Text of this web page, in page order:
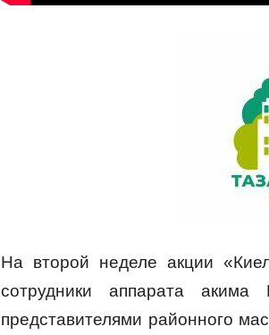
На второй неделе акции
сотрудники аппарата
представителями районного